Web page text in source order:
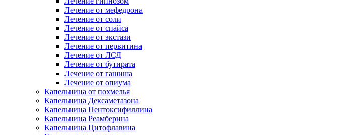
Лечение от мефедрона
Лечение от соли
Лечение от спайса
Лечение от экстази
Лечение от первитина
Лечение от ЛСД
Лечение от бутирата
Лечение от гашиша
Лечение от опиума
Капельница от похмелья
Капельница Дексаметазона
Капельница Пентоксифиллина
Капельница Реамберина
Капельница Цитофлавина